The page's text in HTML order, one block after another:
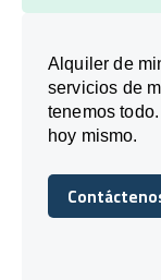
Alquiler de
servicios de
tenemos
hoy mismo.